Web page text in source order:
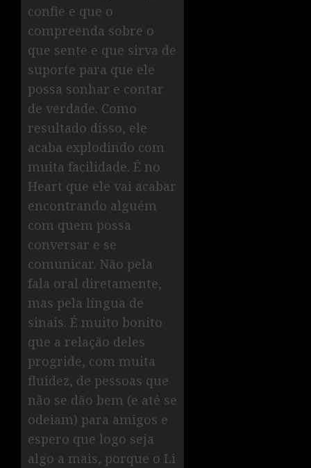
confie e que o
compreenda sobre o
que sente e que sirva de
suporte para que ele
possa sonhar e contar
de verdade. Como
resultado disso, ele
acaba explodindo com
muita facilidade. É no
Heart que ele vai acabar
encontrando alguém
com quem possa
conversar e se
comunicar. Não pela
fala oral diretamente,
mas pela língua de
sinais. É muito bonito
que a relação deles
progride, com muita
fluidez, de pessoas que
não se dão bem (e até se
odeiam) para amigos e
espero que logo seja
algo a mais, porque o Li